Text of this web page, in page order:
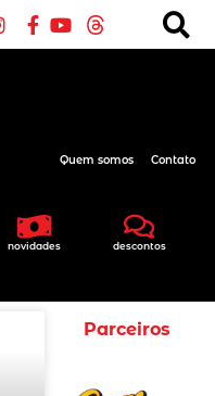
novidades descontos
Quem somos Contato
Parceiros